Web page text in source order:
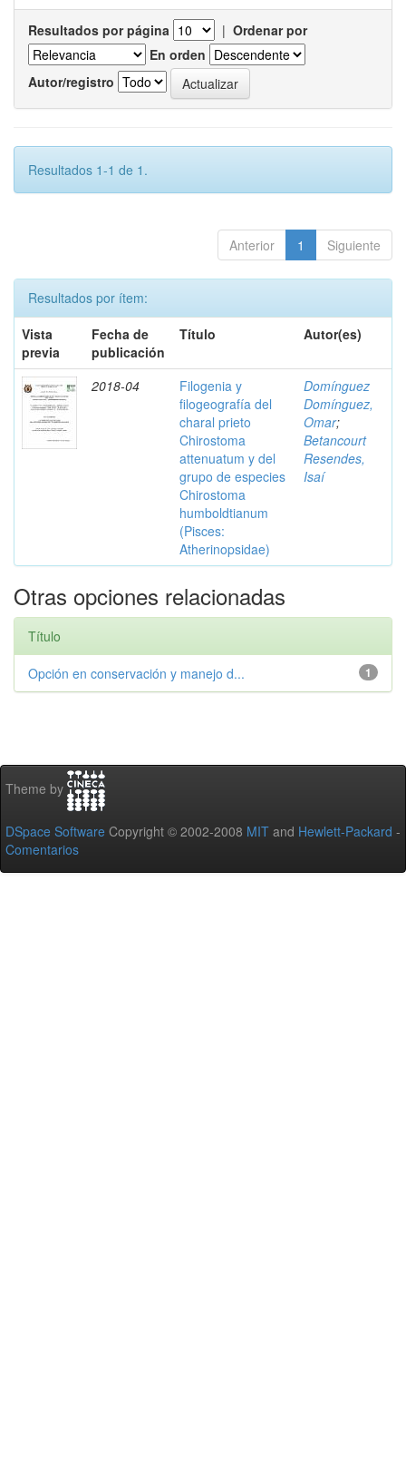
Resultados por página | Ordenar por
En orden
Autor/registro
Resultados 1-1 de 1.
Anterior 1 Siguiente
Resultados por ítem:
Vista
previa
Fecha de
publicación
Título Autor(es)
2018-04
Filogenia y
filogeografía del
charal prieto
Chirostoma
attenuatum y del
grupo de especies
Chirostoma
humboldtianum
(Pisces:
Atherinopsidae)
Domínguez
Domínguez,
Omar;
Betancourt
Resendes,
Isaí
Otras opciones relacionadas
Título
1
Opción en conservación y manejo d...
Theme by
DSpace Software Copyright © 2002-2008 MIT and Hewlett-Packard -
Comentarios